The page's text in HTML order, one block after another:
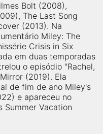
Bolt (2008),
The Last Song
(2013). Na
Miley: The
Crisis in Six
em duas temporadas
o episódio "Rachel,
(2019). Ela
de fim de ano Miley's
e apareceu no
Summer Vacation